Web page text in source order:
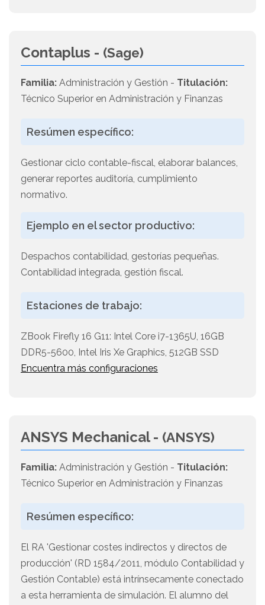
Contaplus - (Sage)
Familia: Administración y Gestión - Titulación:
Técnico Superior en Administración y Finanzas
Resúmen específico:
Gestionar ciclo contable-fiscal, elaborar balances,
generar reportes auditoría, cumplimiento
normativo.
Ejemplo en el sector productivo:
Despachos contabilidad, gestorías pequeñas.
Contabilidad integrada, gestión fiscal.
Estaciones de trabajo:
ZBook Firefly 16 G11: Intel Core i7-1365U, 16GB
DDR5-5600, Intel Iris Xe Graphics, 512GB SSD
Encuentra más configuraciones
ANSYS Mechanical - (ANSYS)
Familia: Administración y Gestión - Titulación:
Técnico Superior en Administración y Finanzas
Resúmen específico:
El RA 'Gestionar costes indirectos y directos de
producción' (RD 1584/2011, módulo Contabilidad y
Gestión Contable) está intrínsecamente conectado
a esta herramienta de simulación. El alumno del